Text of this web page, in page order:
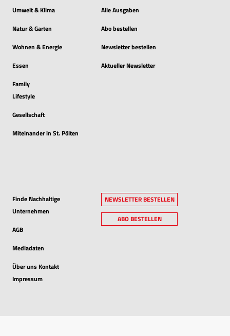
Umwelt & Klima
Natur & Garten
Wohnen & Energie
Essen
Family
Lifestyle
Gesellschaft
Miteinander in St. Pölten
Alle Ausgaben
Abo bestellen
Newsletter bestellen
Aktueller Newsletter
Finde Nachhaltige
Unternehmen
AGB
Mediadaten
Über uns Kontakt
Impressum
NEWSLETTER BESTELLEN
ABO BESTELLEN